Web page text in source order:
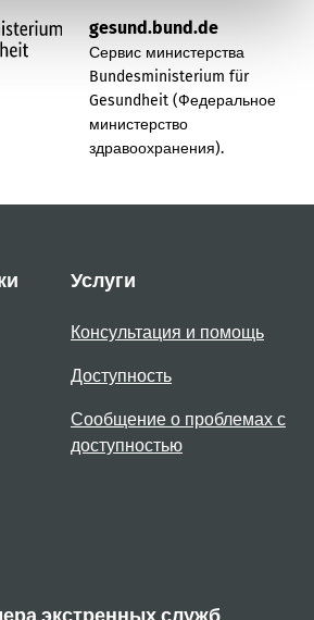
gesund.bund.de
Сервис министерства
Bundesministerium für
Gesundheit (Федеральное
министерство
здравоохранения).
Услуги
Консультация и помощь
Доступность
Сообщение о проблемах с
доступностью